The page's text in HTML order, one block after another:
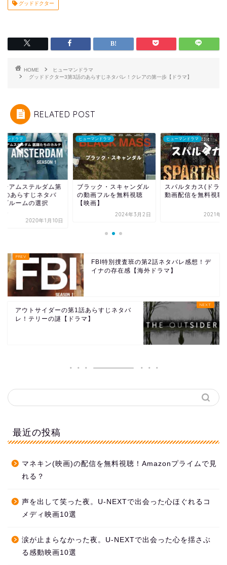
グッドドクター
HOME
ヒューマンドラマ
グッドドクター3第3話のあらすじネタバレ！クレアの第一歩【ドラマ】
RELATED POST
マンドラマ
ーアムステルダム第
のあらすじネタバ
ブルームの選択
...
2020年1月10日
ヒューマンドラマ
ブラック・スキャンダル
の動画フルを無料視聴
【映画】
2024年3月2日
ヒューマンドラマ
スパルタカス(ドラ
動画配信を無料視聴
2021年9
FBI特別捜査班の第2話ネタバレ感想！デ
イナの存在感【海外ドラマ】
アウトサイダーの第1話あらすじネタバ
レ！テリーの謎【ドラマ】
最近の投稿
マネキン(映画)の配信を無料視聴！Amazonプライムで見
れる？
声を出して笑った夜。U-NEXTで出会った心ほぐれるコ
メディ映画10選
涙が止まらなかった夜。U-NEXTで出会った心を揺さぶ
る感動映画10選